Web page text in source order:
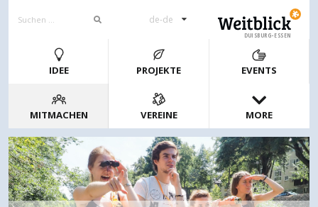
de-de
DUISBURG-ESSEN
IDEE PROJEKTE EVENTS
MITMACHEN VEREINE MORE